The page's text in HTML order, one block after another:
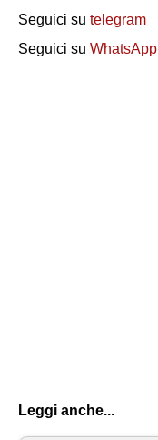
Seguici su telegram
Seguici su WhatsApp
Leggi anche...